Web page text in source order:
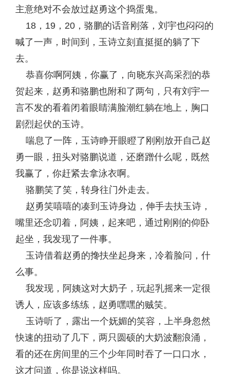
主意绝对不会放过赵勇这个捣蛋鬼。
18，19，20，骆鹏的话音刚落，刘宇也闷闷的
喊了一声，时间到，玉诗立刻直挺挺的躺了下
去。
恭喜你啊阿姨，你赢了，向晓东兴高采烈的恭
贺起来，赵勇和骆鹏也附和了两句，只有刘宇一
言不发的看着闭着眼睛满脸潮红躺在地上，胸口
剧烈起伏的玉诗。
喘息了一阵，玉诗睁开眼瞪了刚刚放开自己赵
勇一眼，扭头对骆鹏说道，还磨蹭什么呢，既然
我赢了，你赶紧去拿泳衣啊。
骆鹏笑了笑，转身往门外走去。
赵勇笑嘻嘻的凑到玉诗身边，伸手去扶玉诗，
嘴里还念叨着，阿姨，起来吧，通过刚刚的仰卧
起坐，我发现了一件事。
玉诗借着赵勇的搀扶坐起身来，冷着脸问，什
么事。
我发现，阿姨这对大奶子，玩起乳摇来一定很
诱人，应该多练练，赵勇嘿嘿的贼笑。
玉诗听了，露出一个妩媚的笑容，上半身忽然
快速的扭动了几下，两只圆硕的大奶波翻浪涌，
看的还在房间里的三个少年同时吞了一口口水，
这才问道，你是说这样吗。